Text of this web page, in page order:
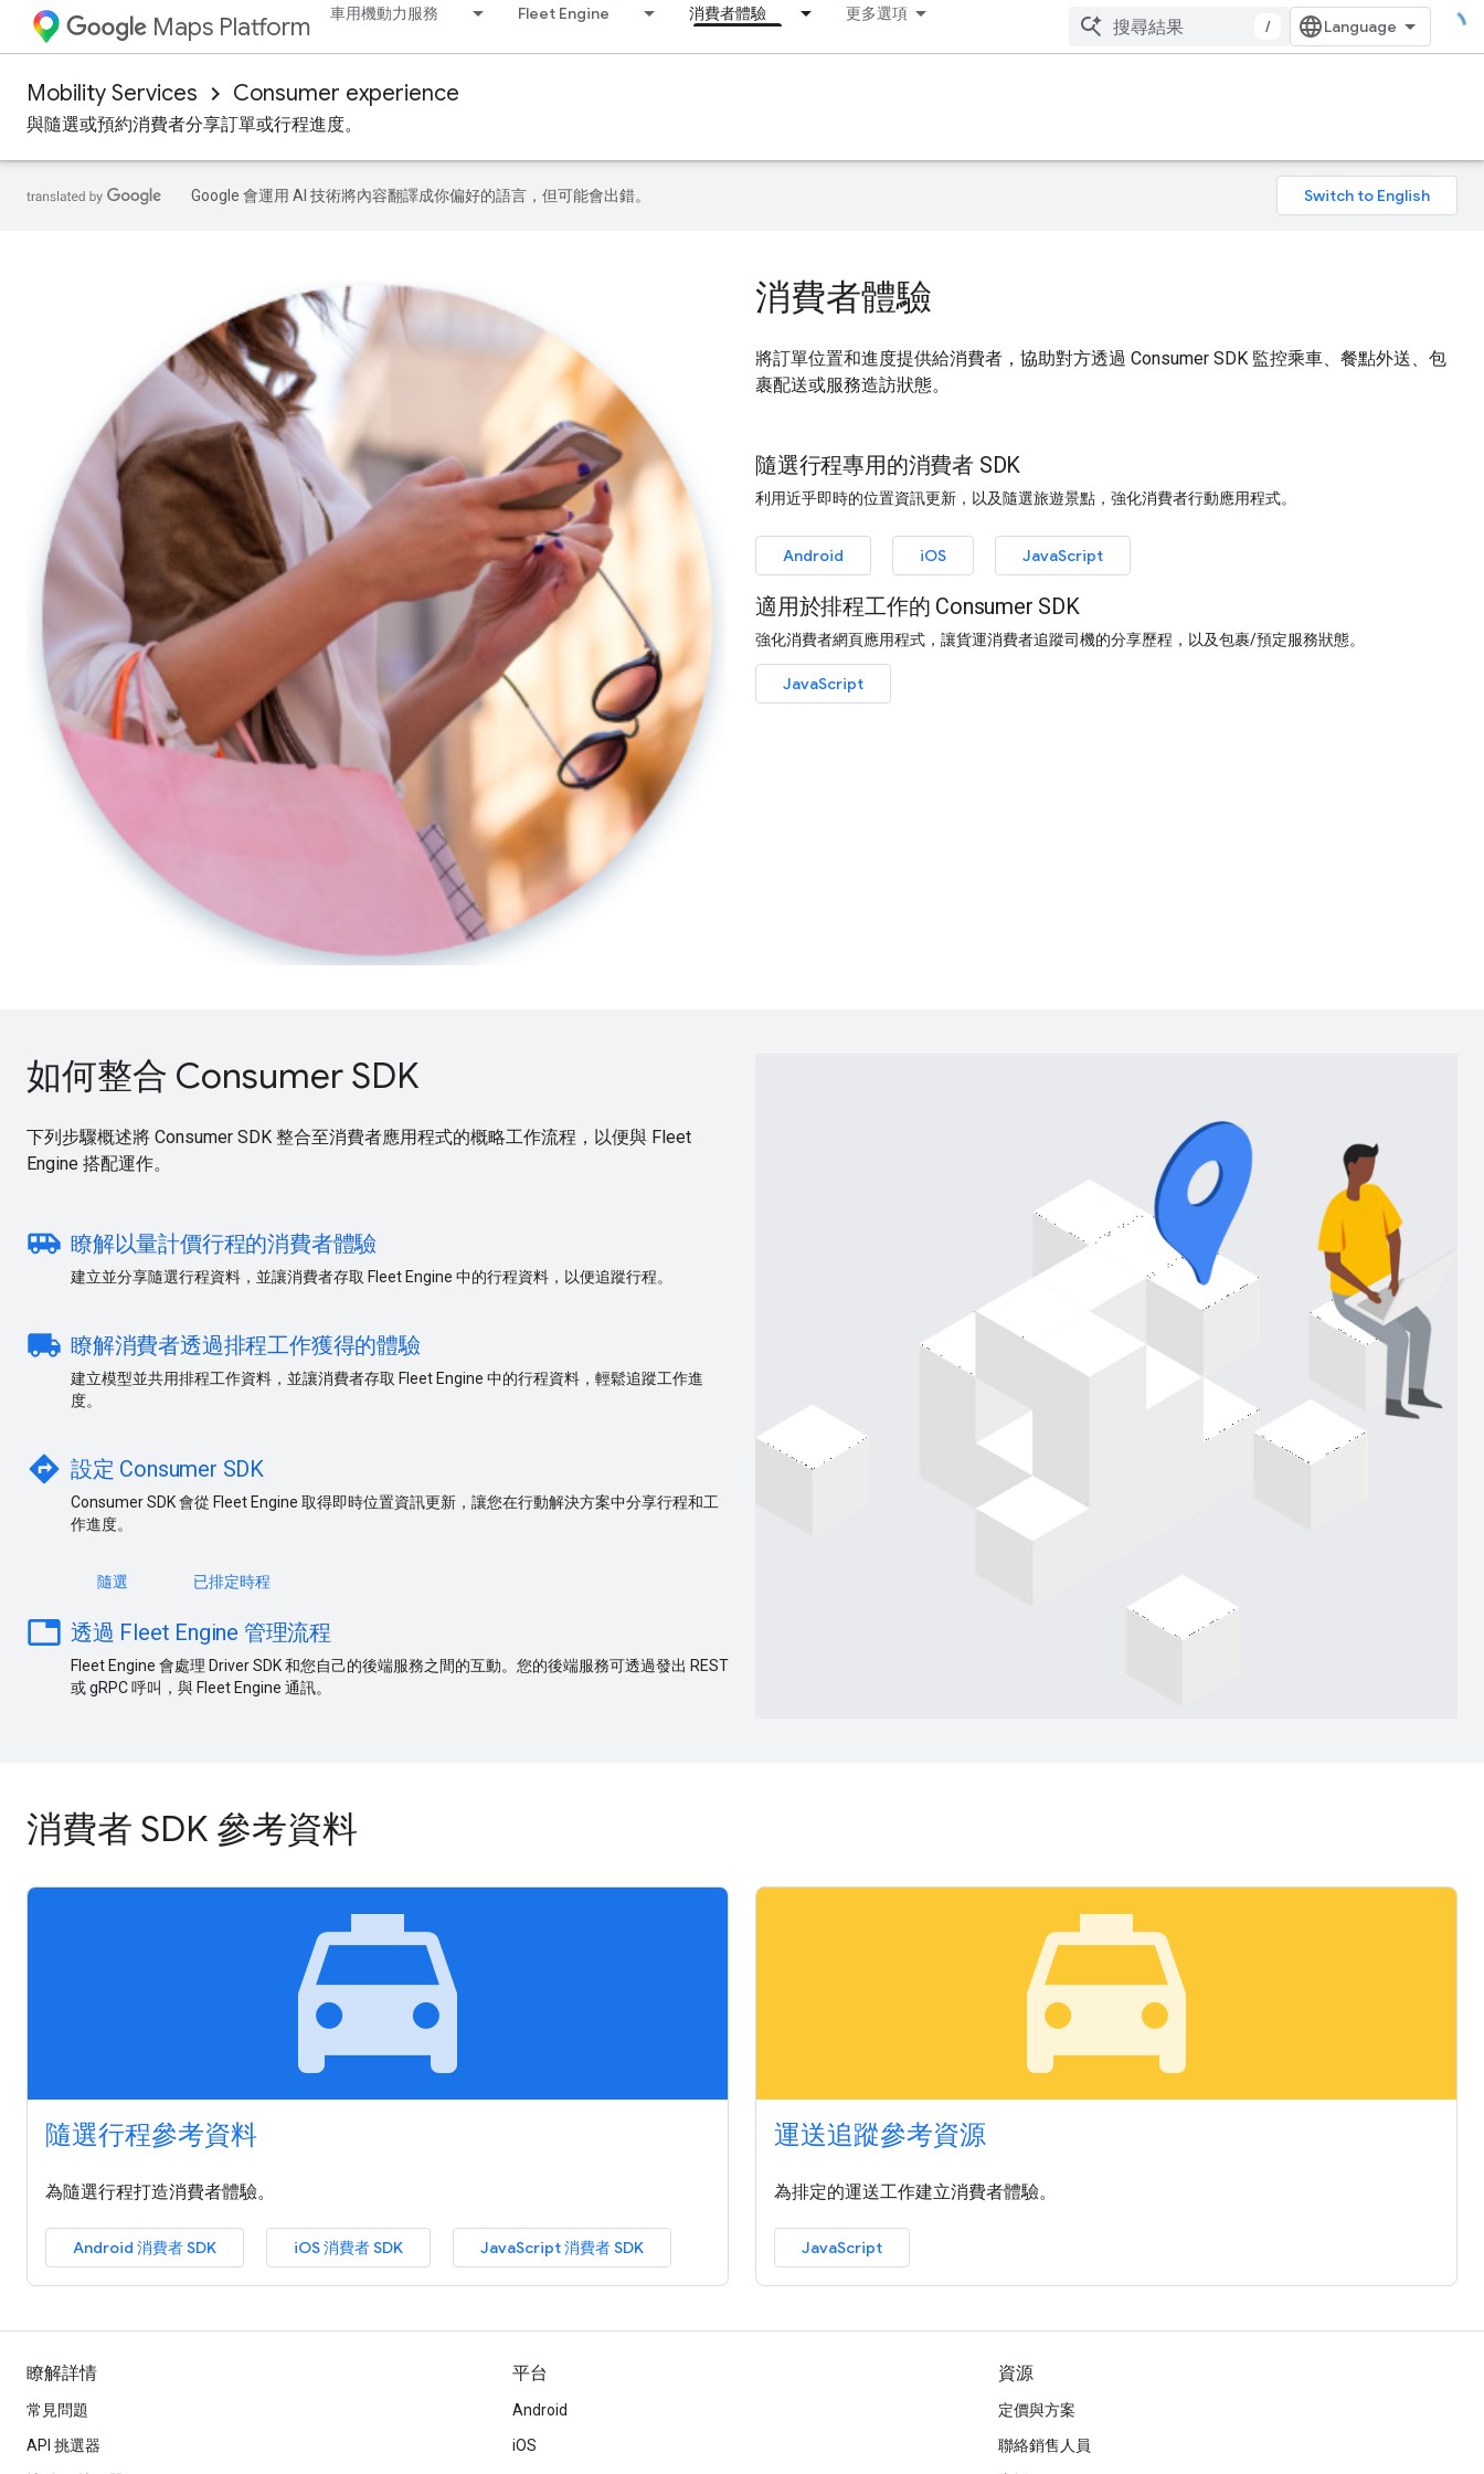
Maps Platform 車用機動力服務 Fleet Engine 消費者體驗 更多選項
/
Mobility Services Consumer experience
與隨選或預約消費者分享訂單或行程進度。
Google 會運用 AI 技術將內容翻譯成你偏好的語言，但可能會出錯。
消費者體驗
將訂單位置和進度提供給消費者，協助對方透過 Consumer SDK 監控乘車、餐點外送、包
裹配送或服務造訪狀態。
隨選行程專用的消費者 SDK
利用近乎即時的位置資訊更新，以及隨選旅遊景點，強化消費者行動應用程式。
Android iOS JavaScript
適用於排程工作的 Consumer SDK
強化消費者網頁應用程式，讓貨運消費者追蹤司機的分享歷程，以及包裹/預定服務狀態。
JavaScript
如何整合 Consumer SDK
下列步驟概述將 Consumer SDK 整合至消費者應用程式的概略工作流程，以便與 Fleet
Engine 搭配運作。
airport_shuttle 瞭解以量計價行程的消費者體驗
建立並分享隨選行程資料，並讓消費者存取 Fleet Engine 中的行程資料，以便追蹤行程。
local_shipping 瞭解消費者透過排程工作獲得的體驗
建立模型並共用排程工作資料，並讓消費者存取 Fleet Engine 中的行程資料，輕鬆追蹤工作進
度。
directions 設定 Consumer SDK
Consumer SDK 會從 Fleet Engine 取得即時位置資訊更新，讓您在行動解決方案中分享行程和工
作進度。
隨選 已排定時程
table
透過 Fleet Engine 管理流程
Fleet Engine 會處理 Driver SDK 和您自己的後端服務之間的互動。您的後端服務可透過發出 REST
或 gRPC 呼叫，與 Fleet Engine 通訊。
消費者 SDK 參考資料
local_taxi
隨選行程參考資料
為隨選行程打造消費者體驗。
Android 消費者 SDK iOS 消費者 SDK JavaScript 消費者 SDK
local_taxi
運送追蹤參考資源
為排定的運送工作建立消費者體驗。
JavaScript
瞭解詳情
常見問題
API 挑選器
平台
Android
iOS
資源
定價與方案
聯絡銷售人員